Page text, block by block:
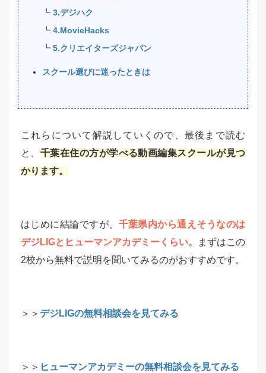
┗ 3.デジハク
┗ 4.MovieHacks
┗ 5.クリエイターズジャパン
スクール選びに迷ったときは
これらについて解説していくので、最後まで読む
と、 千葉在住の方が学べる動画編集スクールが見つ
かります。
はじめに結論ですが、 千葉県内から通えそうなのは
デジLIGとヒューマンアカデミーくらい。
まずはこの
2校から無料で説明を聞いてみるのがおすすめです。
＞＞ デジLIGの無料相談会を見てみる
＞＞ ヒューマンアカデミーの無料相談会を見てみる